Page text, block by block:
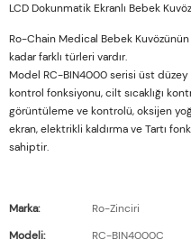
LCD Dokunmatik Ekranlı Bebek
Ro-Chain Medical Bebek
kadar farklı türleri vardır.
Model RC-BIN4000 serisi üst düzey
kontrol fonksiyonu, cilt sıcaklığı
görüntüleme ve kontrolü, oksijen
ekran, elektrikli kaldırma ve Tartı
sahiptir.
Marka:
Ro-Zinciri
Modeli:
RC-BIN4000C